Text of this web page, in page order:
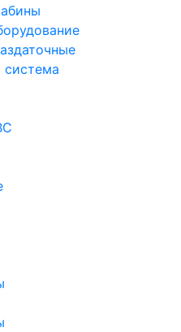
система